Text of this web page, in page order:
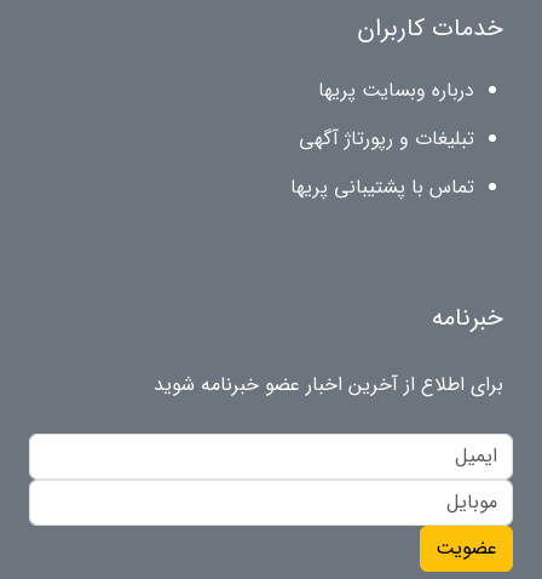
خدمات کاربران
درباره وبسایت پریها
تبلیغات و رپورتاژ آگهی
تماس با پشتیبانی پریها
خبرنامه
برای اطلاع از آخرین اخبار عضو خبرنامه شوید
عضویت